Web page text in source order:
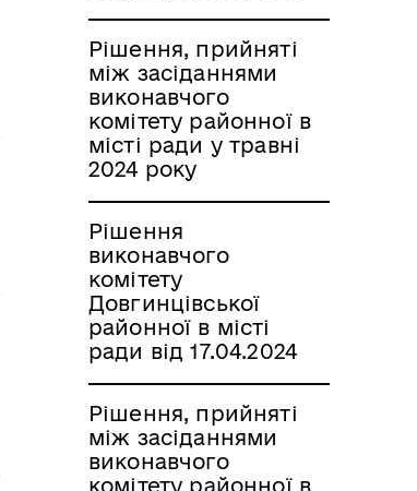
Рішення, прийняті
між засіданнями
виконавчого
комітету районної в
місті ради у травні
2024 року
Рішення
виконавчого
комітету
Довгинцівської
районної в місті
ради від 17.04.2024
Рішення, прийняті
між засіданнями
виконавчого
комітету районної в